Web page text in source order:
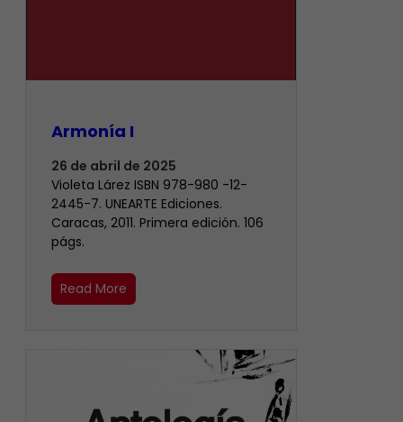
Armonía I
26 de abril de 2025
Violeta Lárez ISBN 978-980 -12-
2445-7. UNEARTE Ediciones.
Caracas, 2011. Primera edición. 106
págs.
Read More